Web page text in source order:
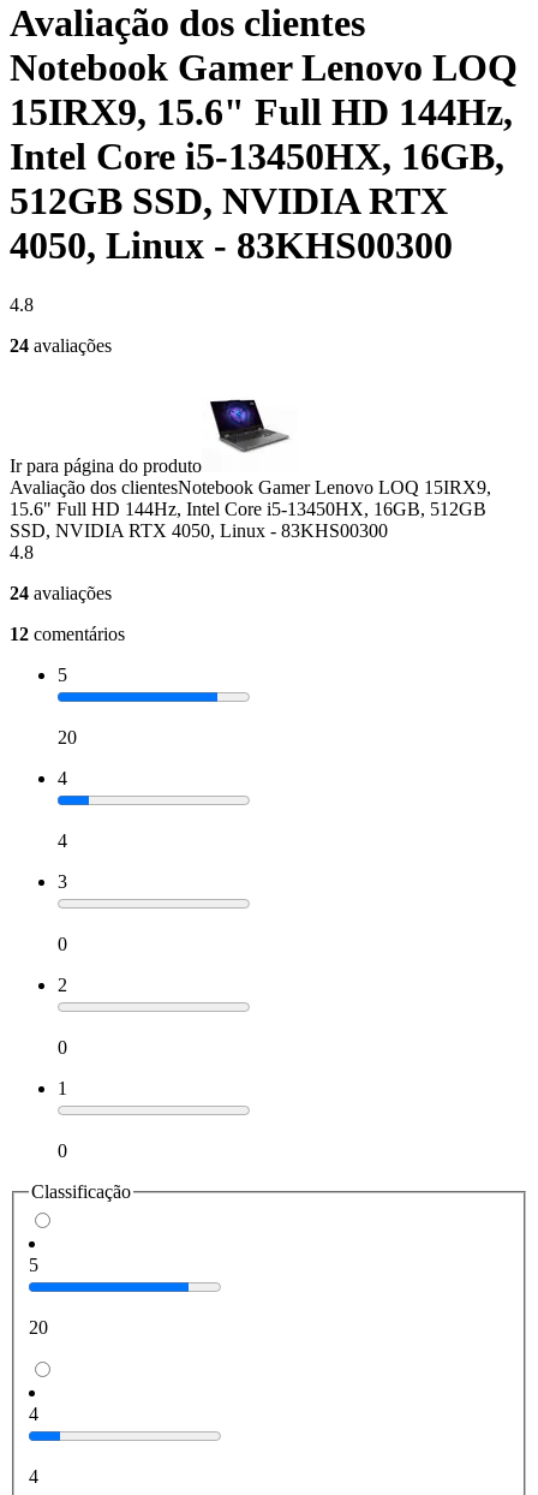
Avaliação dos clientes
Notebook Gamer Lenovo LOQ
15IRX9, 15.6" Full HD 144Hz,
Intel Core i5-13450HX, 16GB,
512GB SSD, NVIDIA RTX
4050, Linux - 83KHS00300
4.8
24 avaliações
Ir para página do produto
Avaliação dos clientesNotebook Gamer Lenovo LOQ 15IRX9,
15.6" Full HD 144Hz, Intel Core i5-13450HX, 16GB, 512GB
SSD, NVIDIA RTX 4050, Linux - 83KHS00300
4.8
24 avaliações
12 comentários
5
20
4
4
3
0
2
0
1
0
Classificação
5
20
4
4